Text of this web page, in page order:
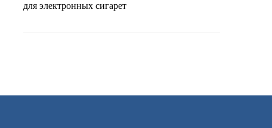
для электронных сигарет